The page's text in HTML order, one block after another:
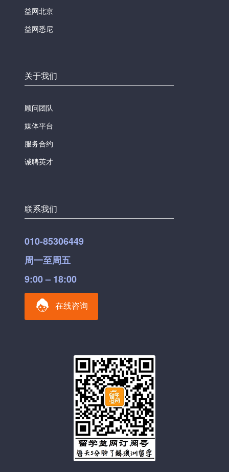
益网北京
益网悉尼
关于我们
顾问团队
媒体平台
服务合约
诚聘英才
联系我们
010-85306449
周一至周五
9:00 – 18:00
在线咨询